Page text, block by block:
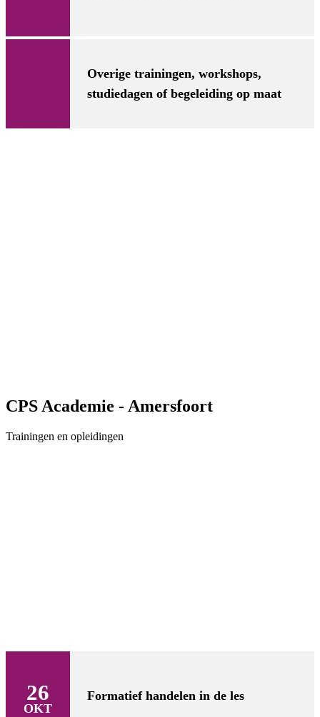
Overige trainingen, workshops,
studiedagen of begeleiding op maat
CPS Academie - Amersfoort
Trainingen en opleidingen
26
OKT
Formatief handelen in de les